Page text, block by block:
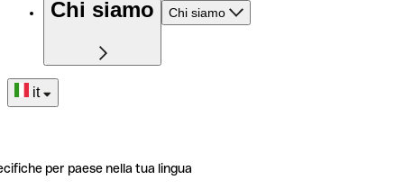
Chi siamo Chi siamo
it
per paese nella tua lingua